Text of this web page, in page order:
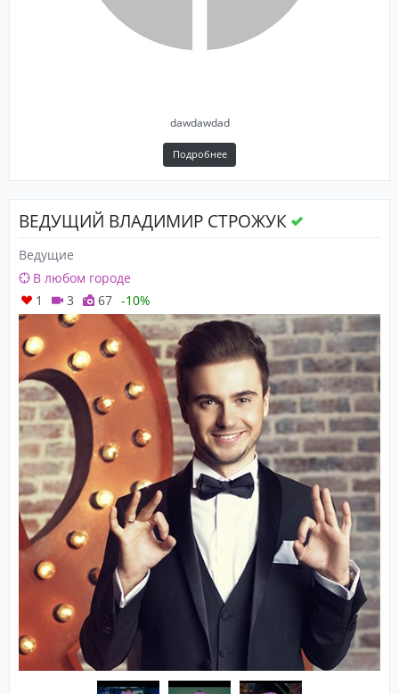
dawdawdad
Подробнее
ВЕДУЩИЙ ВЛАДИМИР СТРОЖУК
Ведущие
В любом городе
1
3 67 -10%